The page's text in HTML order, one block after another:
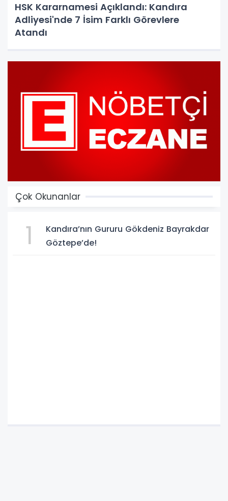
HSK Kararnamesi Açıklandı: Kandıra
Adliyesi'nde 7 İsim Farklı Görevlere
Atandı
Çok Okunanlar
1
Kandıra’nın Gururu Gökdeniz Bayrakdar
Göztepe’de!